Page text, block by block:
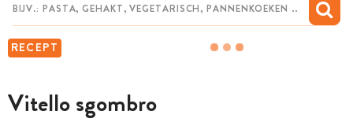
RECEPT
Vitello sgombro
MIJN BEWAARDE RECEPTEN